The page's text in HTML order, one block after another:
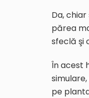
Da,
părea
sfeclă şi
În acest
pe